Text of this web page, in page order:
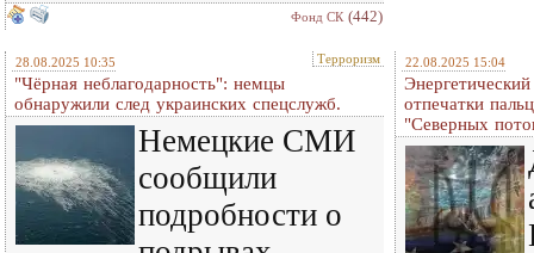
Фонд СК (442)
28.08.2025 10:35 Терроризм
"Чёрная неблагодарность": немцы
обнаружили след украинских спецслужб.
Немецкие СМИ
сообщили
подробности о
22.08.2025 15:04
отпечатки
"Северных